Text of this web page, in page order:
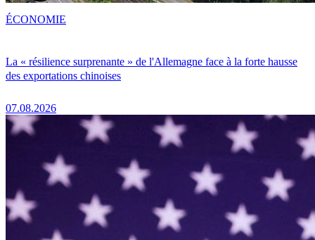
La « résilience surprenante » de l'Allemagne face à la forte hausse
des exportations chinoises
07.08.2026
ÉCONOMIE